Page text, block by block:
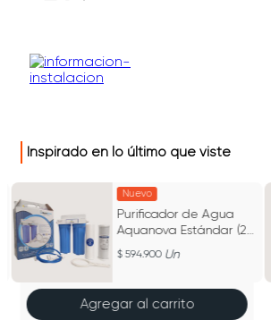
Inspirado en lo último que viste
Nuevo
Purificador de Agua
Aquanova Estándar (2
Vasos) Adm-B-O
594.900 Un
Agregar al carrito